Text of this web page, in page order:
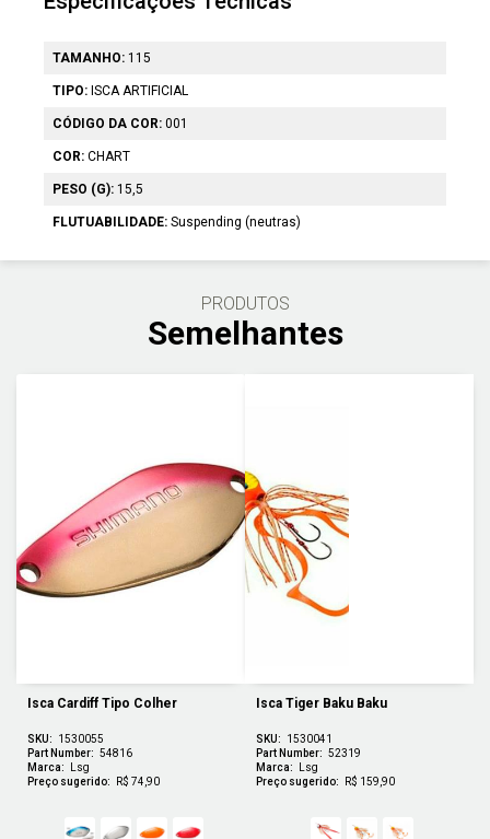
TAMANHO: 115
TIPO: ISCA ARTIFICIAL
CÓDIGO DA COR: 001
COR: CHART
PESO (G): 15,5
FLUTUABILIDADE: Suspending (neutras)
PRODUTOS
Semelhantes
Isca Cardiff Tipo Colher
SKU:
1530055
Part Number: 54816
Marca:
Lsg
Preço sugerido:
R$ 74,90
Isca Tiger Baku Baku
SKU:
1530041
Part Number: 52319
Marca:
Lsg
Preço sugerido:
R$ 159,90